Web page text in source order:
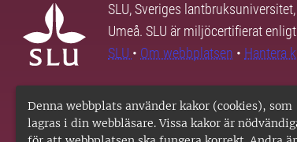
Denna webbplats använder kakor (cookies), som
lagras i din webbläsare. Vissa kakor är
SLU, Sveriges
Umeå. SLU är miljöcertifierat
SLU • Om webbplatsen • Hantera